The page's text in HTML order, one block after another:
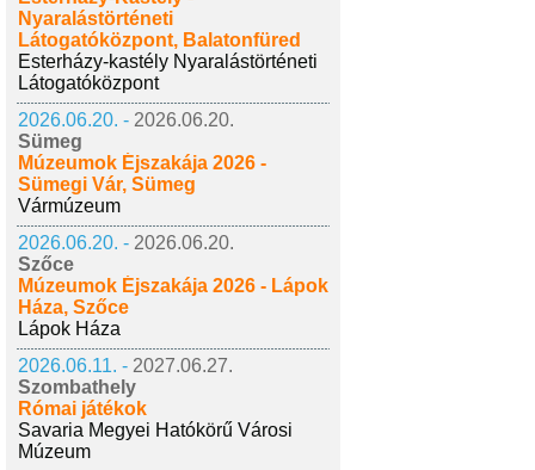
Nyaralástörténeti
Látogatóközpont, Balatonfüred
Esterházy-kastély Nyaralástörténeti
Látogatóközpont
2026.06.20. - 2026.06.20.
Sümeg
Múzeumok Éjszakája 2026 -
Sümegi Vár, Sümeg
Vármúzeum
2026.06.20. - 2026.06.20.
Szőce
Múzeumok Éjszakája 2026 - Lápok
Háza, Szőce
Lápok Háza
2026.06.11. - 2027.06.27.
Szombathely
Római játékok
Savaria Megyei Hatókörű Városi
Múzeum